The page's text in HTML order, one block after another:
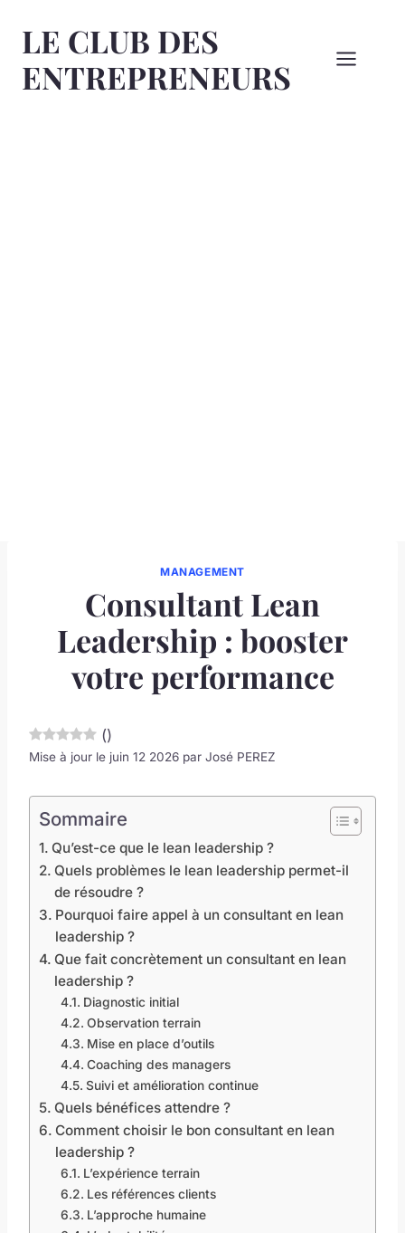
LE CLUB DES
ENTREPRENEURS
MANAGEMENT
Consultant Lean
Leadership : booster
votre performance
()
Mise à jour le juin 12 2026 par José PEREZ
Sommaire
Qu’est-ce que le lean leadership ?
Quels problèmes le lean leadership permet-il
de résoudre ?
Pourquoi faire appel à un consultant en lean
leadership ?
Que fait concrètement un consultant en lean
leadership ?
Diagnostic initial
Observation terrain
Mise en place d’outils
Coaching des managers
Suivi et amélioration continue
Quels bénéfices attendre ?
Comment choisir le bon consultant en lean
leadership ?
L’expérience terrain
Les références clients
L’approche humaine